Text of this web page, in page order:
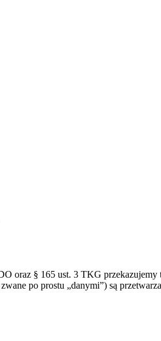
oraz § 165 ust. 3 TKG
po prostu „danymi”) są